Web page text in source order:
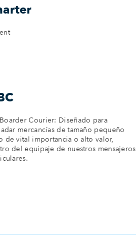
Courier: Diseñado para
mercancías de tamaño pequeño
de vital importancia o alto valor,
del equipaje de nuestros mensajeros